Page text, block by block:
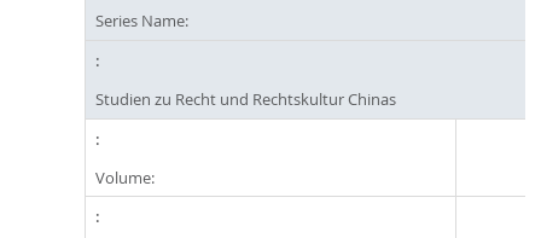
Series Name:
Studien zu Recht und Rechtskultur Chinas
Volume: